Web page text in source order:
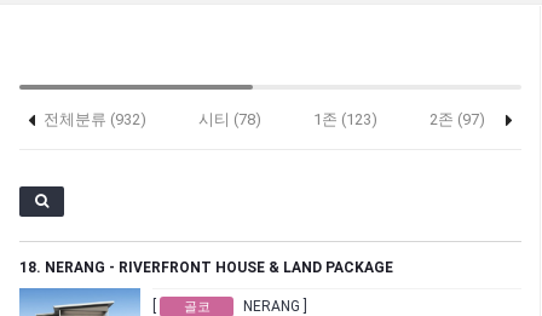
전체분류 (932) 시티 (78) 1존 (123) 2존 (97)
18. NERANG - RIVERFRONT HOUSE & LAND PACKAGE
골코 NERANG ]